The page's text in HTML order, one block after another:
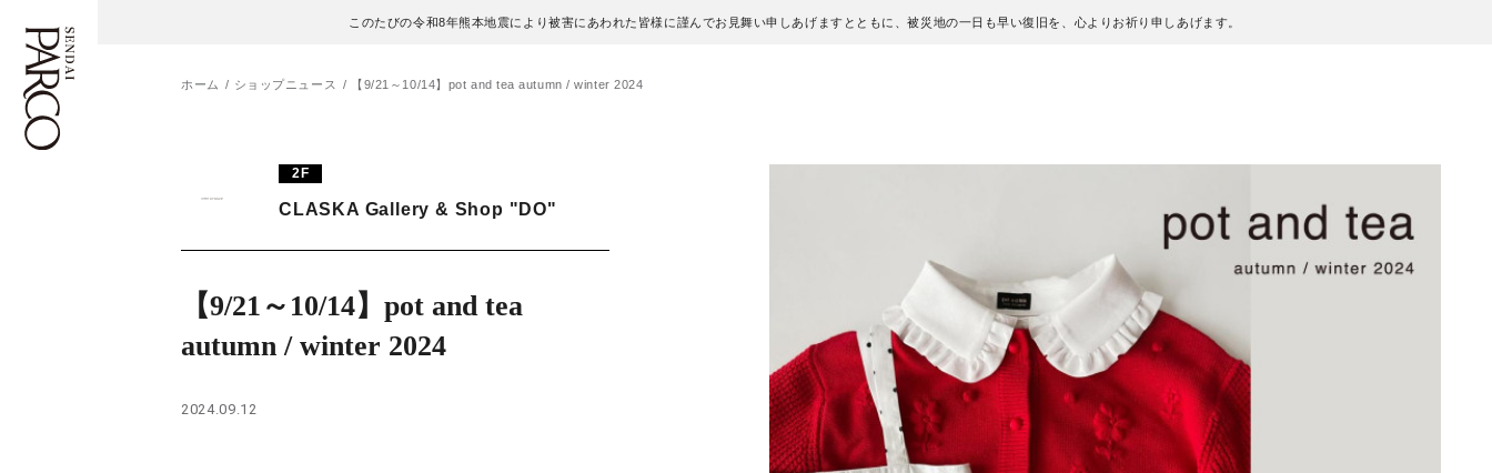
このたびの令和8年熊本地震により被害にあわれた皆様に謹んでお見舞い申しあげますとともに、被災地の一日も早い復旧を、心よりお祈り申しあげます。
施設案内・アクセス
ホーム ショップニュース 【9/21～10/14】pot and tea autumn / winter 2024
2F
CLASKA Gallery & Shop "DO"
【9/21～10/14】pot and tea
autumn / winter 2024
2024.09.12